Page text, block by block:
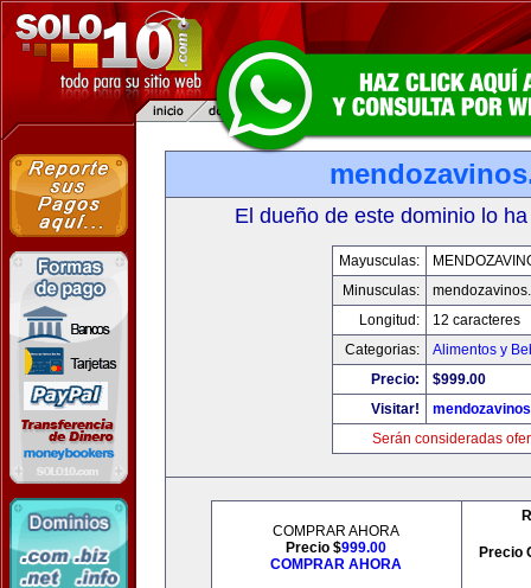
El dueño de este dominio lo
Mayusculas:
Minusculas:
Longitud:
12 caracteres
Categorias:
Alimentos y
Precio:
$999.00
Visitar!
Serán consideradas
COMPRAR AHORA
Precio $999.00
COMPRAR AHORA
Precio